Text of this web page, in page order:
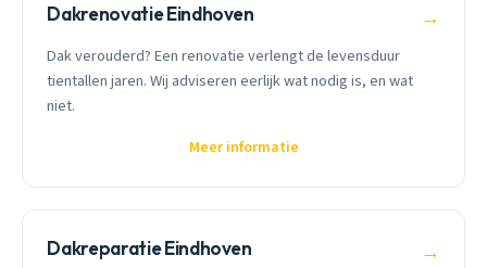
Dakrenovatie Eindhoven →
Dak verouderd? Een renovatie verlengt de levensduur
tientallen jaren. Wij adviseren eerlijk wat nodig is, en wat
niet.
Meer informatie
Dakreparatie Eindhoven →